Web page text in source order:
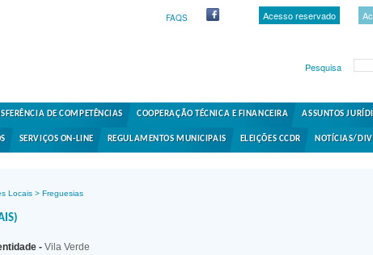
Acesso reservado
FAQS
Pesquisa
DE COMPETÊNCIAS COOPERAÇÃO TÉCNICA E FINANCEIRA ASSUNTOS
SERVIÇOS ON-LINE REGULAMENTOS MUNICIPAIS ELEIÇÕES CCDR NOTÍCIAS/
Locais > Freguesias
- Vila Verde